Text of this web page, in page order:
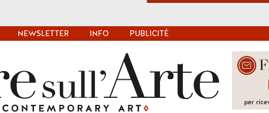
NEWSLETTER INFO PUBLICITÉ